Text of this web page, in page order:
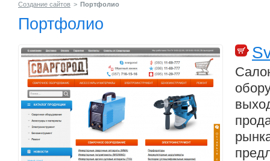
Создание сайтов > Портфолио
Портфолио